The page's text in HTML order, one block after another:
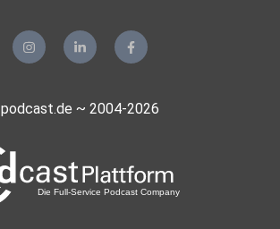
podcast.de ~ 2004-2026